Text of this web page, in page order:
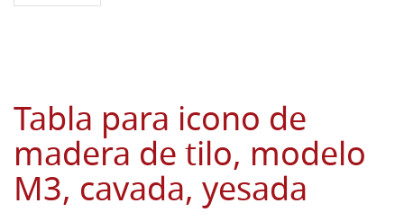
Tabla para icono de
madera de tilo, modelo
M3, cavada, yesada